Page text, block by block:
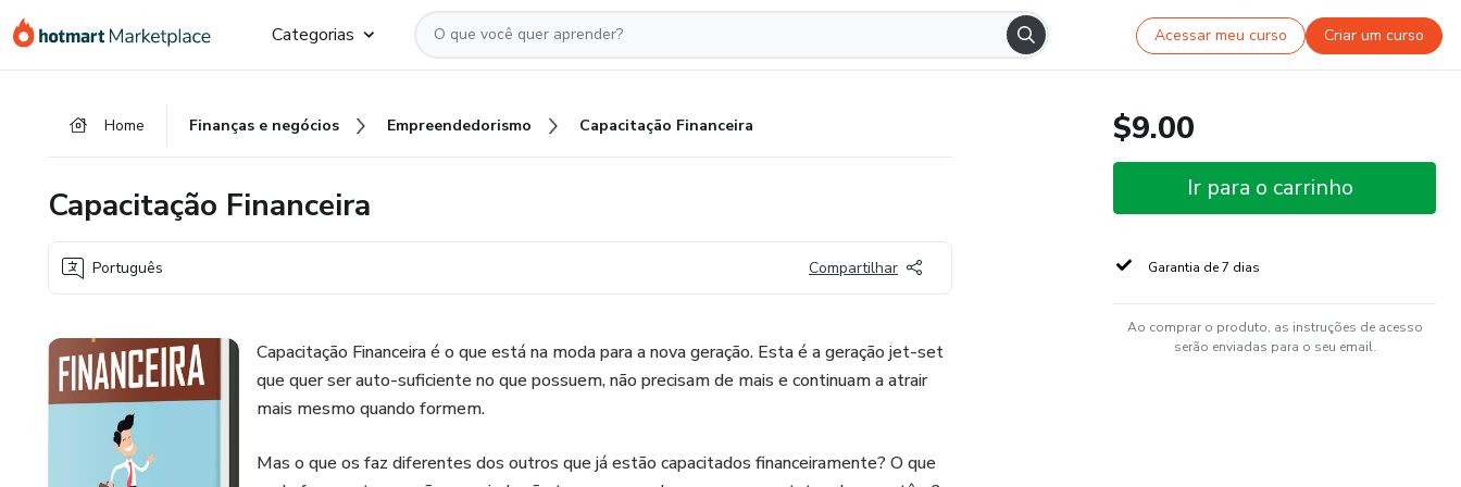
para
para
para
Categorias Acessar meu curso Criar um curso
Home Finanças e negócios Empreendedorismo Capacitação Financeira
Capacitação Financeira
Português Compartilhar
Capacitação Financeira é o que está na moda para a nova geração. Esta é a geração jet-set
que quer ser auto-suficiente no que possuem, não precisam de mais e continuam a atrair
mais mesmo quando formem.
Mas o que os faz diferentes dos outros que já estão capacitados financeiramente? O que
$9.00
Ir para o carrinho
Garantia de 7 dias
Ao comprar o produto, as instruções de acesso
serão enviadas para o seu email.